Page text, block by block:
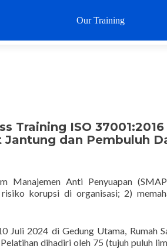
Training ISO
dan Pembuluh
Manajemen Anti Penyuapan
korupsi di organisasi; 2)
Juli 2024 di Gedung Utama, Rumah
dihadiri oleh 75 (tujuh puluh
Our Training